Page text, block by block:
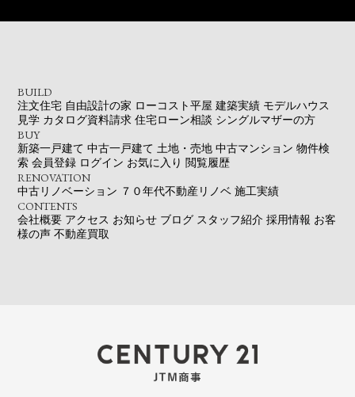
BUILD
注文住宅 自由設計の家 ローコスト平屋 建築実績 モデルハウス
見学 カタログ資料請求 住宅ローン相談 シングルマザーの方
BUY
新築一戸建て 中古一戸建て 土地・売地 中古マンション 物件検
索 会員登録 ログイン お気に入り 閲覧履歴
RENOVATION
中古リノベーション ７０年代不動産リノベ 施工実績
CONTENTS
会社概要 アクセス お知らせ ブログ スタッフ紹介 採用情報 お客
様の声 不動産買取